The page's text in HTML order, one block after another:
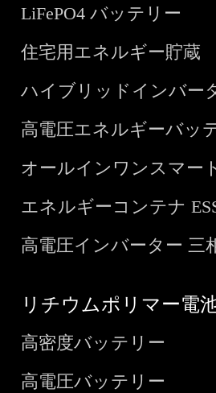
LiFePO4 バッテリー
住宅用エネルギー貯蔵
ハイブリッドインバー
高電圧エネルギーバッ
オールインワンスマー
エネルギーコンテナ
高電圧インバーター 三
リチウムポリマー電
高密度バッテリー
高電圧バッテリー